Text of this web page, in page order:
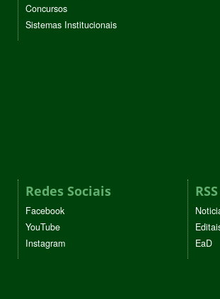
Concursos
Sistemas Institucionais
Redes Sociais
Facebook
YouTube
Instagram
RSS
EaD